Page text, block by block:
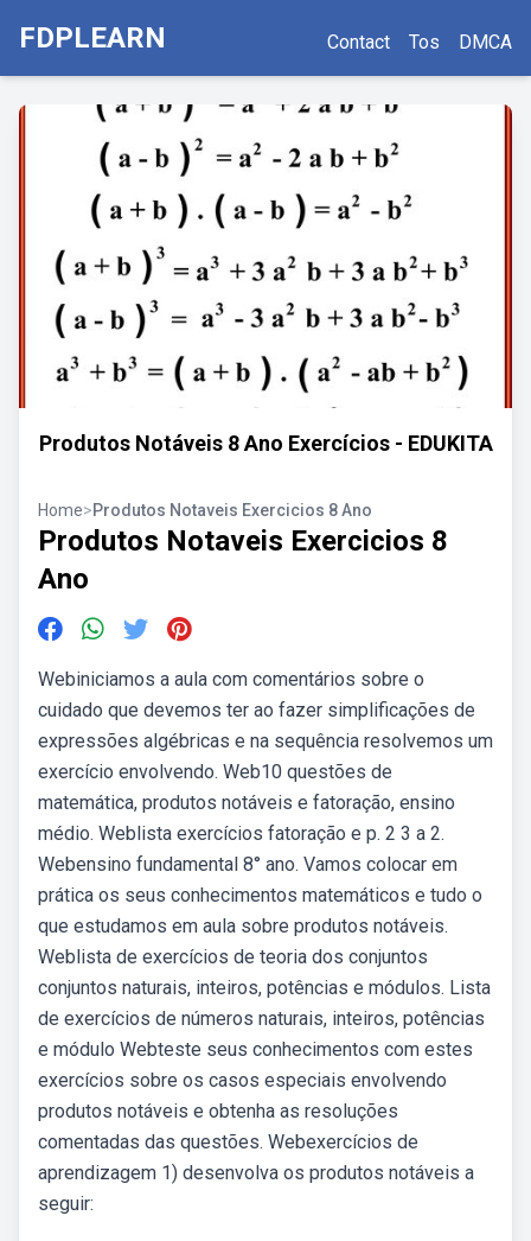
FDPLEARN Contact Tos DMCA
Produtos Notáveis 8 Ano Exercícios - EDUKITA
Home>Produtos Notaveis Exercicios 8 Ano
Produtos Notaveis Exercicios 8
Ano
Webiniciamos a aula com comentários sobre o
cuidado que devemos ter ao fazer simplificações de
expressões algébricas e na sequência resolvemos um
exercício envolvendo. Web10 questões de
matemática, produtos notáveis e fatoração, ensino
médio. Weblista exercícios fatoração e p. 2 3 a 2.
Webensino fundamental 8° ano. Vamos colocar em
prática os seus conhecimentos matemáticos e tudo o
que estudamos em aula sobre produtos notáveis.
Weblista de exercícios de teoria dos conjuntos
conjuntos naturais, inteiros, potências e módulos. Lista
de exercícios de números naturais, inteiros, potências
e módulo Webteste seus conhecimentos com estes
exercícios sobre os casos especiais envolvendo
produtos notáveis e obtenha as resoluções
comentadas das questões. Webexercícios de
aprendizagem 1) desenvolva os produtos notáveis a
seguir: